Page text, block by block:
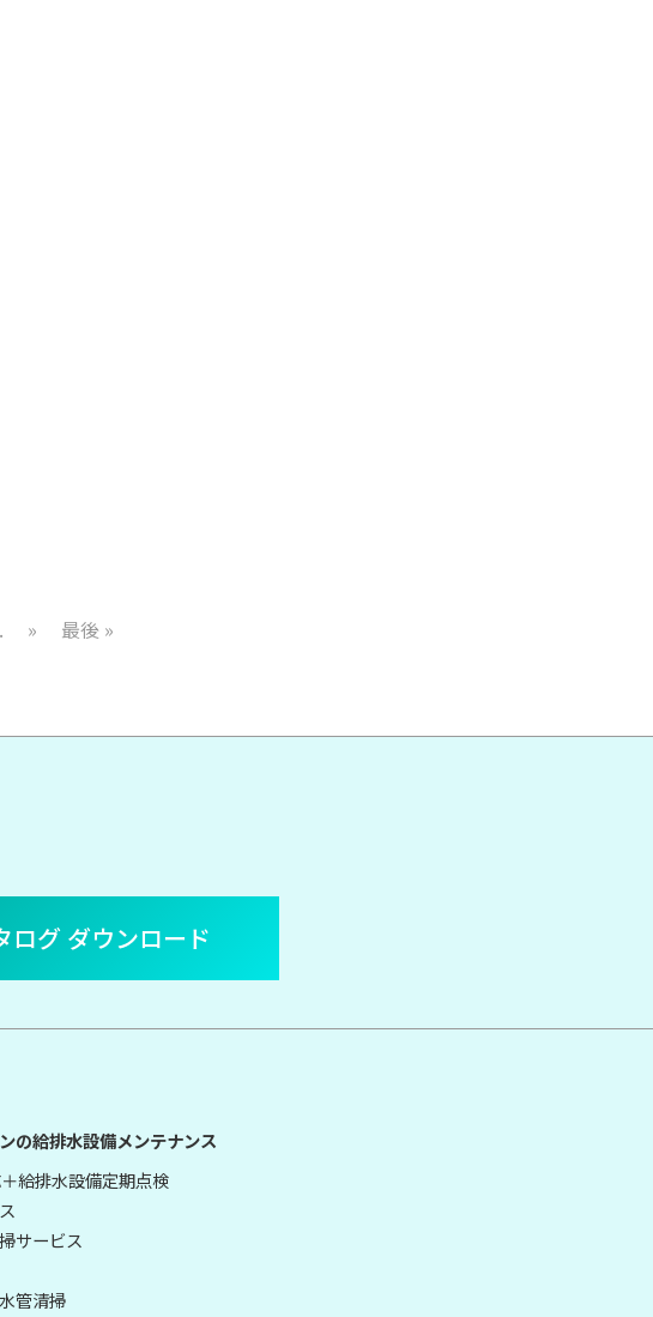
» 最後 »
ログ ダウンロード
の給排水設備メンテナンス
給排水設備定期点検
サービス
管清掃